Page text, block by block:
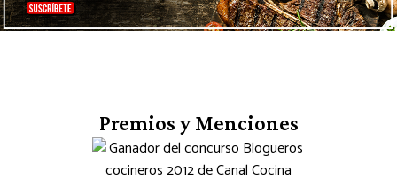
Premios y Menciones